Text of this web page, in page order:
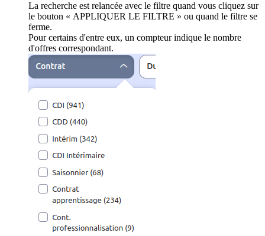
La recherche est relancée avec le filtre quand vous cliquez sur
le bouton « APPLIQUER LE FILTRE » ou quand le filtre se
ferme.
Pour certains d'entre eux, un compteur indique le nombre
d'offres correspondant.